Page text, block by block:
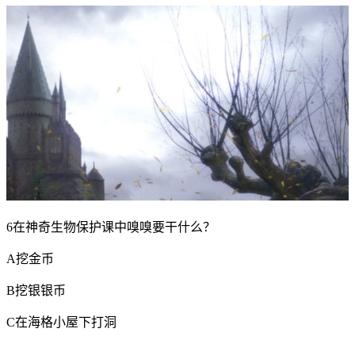
6在神奇生物保护课中嗅嗅要干什么？
A挖金币
B挖银银币
C在海格小屋下打洞